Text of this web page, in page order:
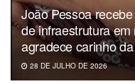
Entrada gratuita
João Pessoa
de infraestrutura
agradece carinho
28 DE JULHO DE 2026